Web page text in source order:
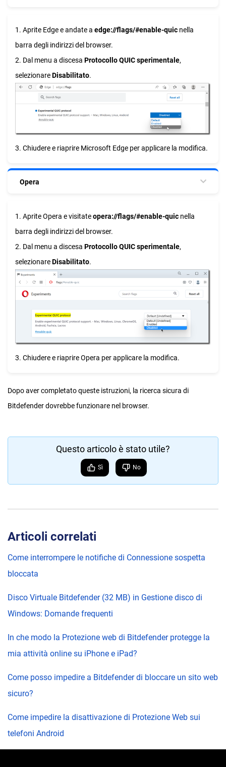
1. Aprite Edge e andate a edge://flags/#enable-quic nella
barra degli indirizzi del browser.
2. Dal menu a discesa Protocollo QUIC sperimentale,
selezionareDisabilitato.
3. Chiudere e riaprire Microsoft Edge per applicare la modifica.
Opera
1. Aprite Opera e visitateopera://flags/#enable-quic nella
barra degli indirizzi del browser.
2. Dal menu a discesa Protocollo QUIC sperimentale,
selezionareDisabilitato.
3. Chiudere e riaprire Opera per applicare la modifica.
Dopo aver completato queste istruzioni, la ricerca sicura di
Bitdefender dovrebbe funzionare nel browser.
Questo articolo è stato utile?
Sì No
Articoli correlati
Come interrompere le notifiche di Connessione sospetta
bloccata
Disco Virtuale Bitdefender (32 MB) in Gestione disco di
Windows: Domande frequenti
In che modo la Protezione web di Bitdefender protegge la
mia attività online su iPhone e iPad?
Come posso impedire a Bitdefender di bloccare un sito web
sicuro?
Come impedire la disattivazione di Protezione Web sui
telefoni Android